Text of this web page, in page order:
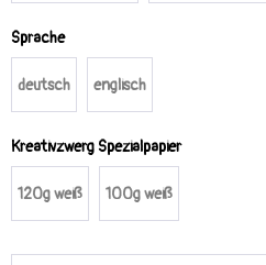
Sprache
deutsch englisch
Kreativzwerg Spezialpapier
120g weiß 100g weiß